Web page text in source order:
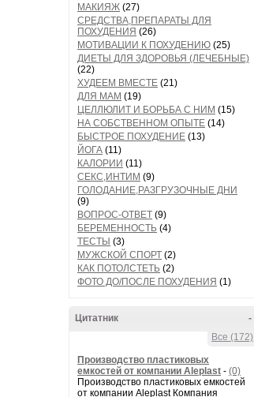
МАКИЯЖ (27)
СРЕДСТВА,ПРЕПАРАТЫ ДЛЯ
ПОХУДЕНИЯ (26)
МОТИВАЦИИ К ПОХУДЕНИЮ (25)
ДИЕТЫ ДЛЯ ЗДОРОВЬЯ (ЛЕЧЕБНЫЕ)
(22)
ХУДЕЕМ ВМЕСТЕ (21)
ДЛЯ МАМ (19)
ЦЕЛЛЮЛИТ И БОРЬБА С НИМ (15)
НА СОБСТВЕННОМ ОПЫТЕ (14)
БЫСТРОЕ ПОХУДЕНИЕ (13)
ЙОГА (11)
КАЛОРИИ (11)
СЕКС,ИНТИМ (9)
ГОЛОДАНИЕ,РАЗГРУЗОЧНЫЕ ДНИ
(9)
ВОПРОС-ОТВЕТ (9)
БЕРЕМЕННОСТЬ (4)
ТЕСТЫ (3)
МУЖСКОЙ СПОРТ (2)
КАК ПОТОЛСТЕТЬ (2)
ФОТО ДО/ПОСЛЕ ПОХУДЕНИЯ (1)
-
Цитатник
Все (172)
Производство пластиковых
емкостей от компании Aleplast - (0)
Производство пластиковых емкостей
от компании Aleplast Компания